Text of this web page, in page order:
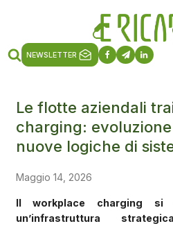
NEWSLETTER
Le flotte aziendali
charging:
nuove logiche di
Maggio 14, 2026
Il workplace charging si
un’infrastruttura